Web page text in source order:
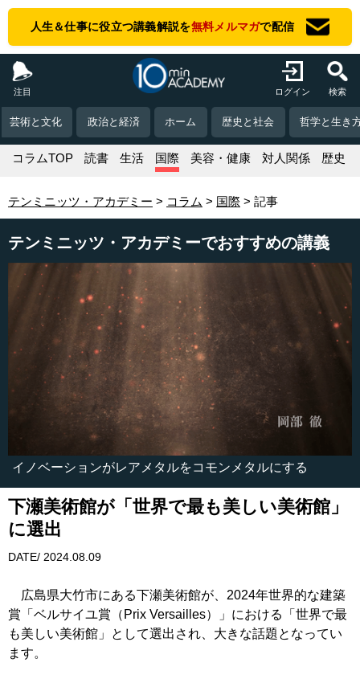
人生＆仕事に役立つ講義解説を無料メルマガで配信
注目 ログイン 検索
芸術と文化 政治と経済 ホーム 歴史と社会 哲学と生き
コラムTOP 読書 生活 国際 美容・健康 対人関係 歴史
テンミニッツ・アカデミー コラム 国際 記事
テンミニッツ・アカデミーでおすすめの講義
イノベーションがレアメタルをコモンメタルにする
下瀬美術館が「世界で最も美しい美術館」
に選出
DATE/ 2024.08.09
広島県大竹市にある下瀬美術館が、2024年世界的な建築
賞「ベルサイユ賞（Prix Versailles）」における「世界で最
も美しい美術館」として選出され、大きな話題となってい
ます。